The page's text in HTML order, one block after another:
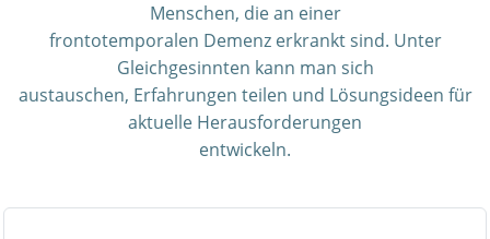
Menschen, die an einer
frontotemporalen Demenz erkrankt sind. Unter
Gleichgesinnten kann man sich
austauschen, Erfahrungen teilen und Lösungsideen für
aktuelle Herausforderungen
entwickeln.